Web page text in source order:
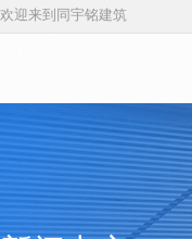
欢迎来到同宇铭建筑